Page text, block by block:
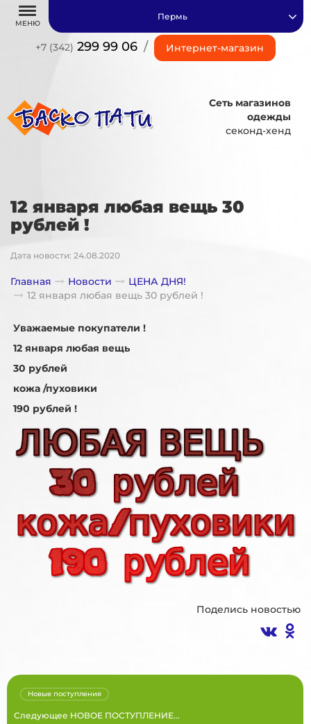
МЕНЮ
+7 (342) 299 99 06 / Интернет-магазин
Пермь
Сеть магазинов
одежды
секонд-хенд
12 января любая вещь 30
рублей !
Дата новости: 24.08.2020
Главная Новости
ЦЕНА ДНЯ!
12 января любая вещь 30 рублей !
Уважаемые покупатели !
12 января любая вещь
30 рублей
кожа /пуховики
190 рублей !
Поделись новостью
Следующее НОВОЕ ПОСТУПЛЕНИЕ...
Новые поступления